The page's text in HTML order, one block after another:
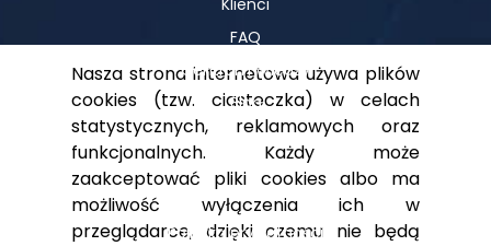
Klienci
FAQ
Centrum Wiedzy
Blog
Pomoc
Polityka prywatności
Nasza strona internetowa używa plików
cookies (tzw. ciasteczka) w celach
statystycznych, reklamowych oraz
funkcjonalnych. Każdy może
zaakceptować pliki cookies albo ma
możliwość wyłączenia ich w
przeglądarce, dzięki czemu nie będą